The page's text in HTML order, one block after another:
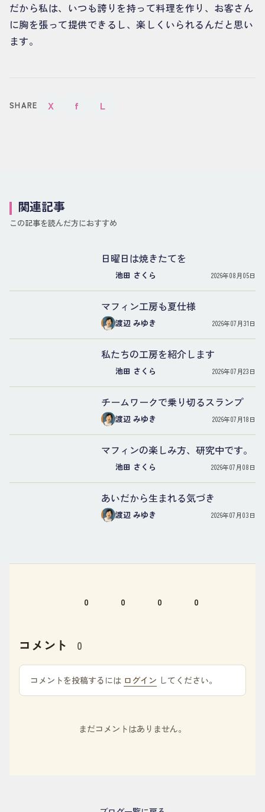
だから私は、いつも誇りを持って料理を作り、お客さん
に胸を張って提供できるし、楽しくいられるんだと思い
ます。
SHARE X f L
関連記事
この記事を読んだ方におすすめ
日曜日は焼きたてを
池田 さくら 2026年08月05日
マフィン工房も夏仕様
渡辺 みゆき 2026年07月31日
私たちの工房を紹介します
池田 さくら 2026年07月23日
チームワークで乗り切るスランプ
渡辺 みゆき 2026年07月18日
マフィンの楽しみ方、研究中です。
池田 さくら 2026年07月08日
あいだから生まれる気づき
渡辺 みゆき 2026年07月03日
0 0 0 0
コメント 0
コメントを投稿するには ログイン してください。
まだコメントはありません。